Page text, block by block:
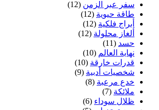
سفر عبر الزمن (12)
طاقة حيوية (12)
أبراج فلكية (12)
ألغاز محلولة (12)
حسد (11)
نهاية العالم (10)
قدرات خارقة (10)
شخصيات أدبية (9)
خدع مرعبة (8)
ملائكة (7)
ظلال سوداء (6)